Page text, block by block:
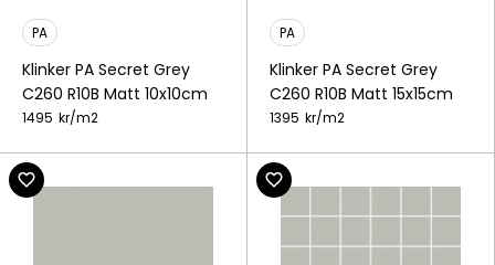
PA
Klinker PA Secret Grey
C260 R10B Matt 10x10cm
1495 kr/m2
PA
Klinker PA Secret Grey
C260 R10B Matt 15x15cm
1395 kr/m2